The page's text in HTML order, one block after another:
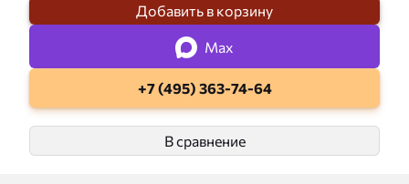
Добавить в корзину
Max
+7 (495) 363-74-64
В сравнение